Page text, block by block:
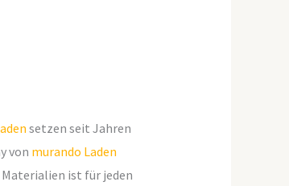
setzen seit Jahren
von murando Laden
ist für jeden